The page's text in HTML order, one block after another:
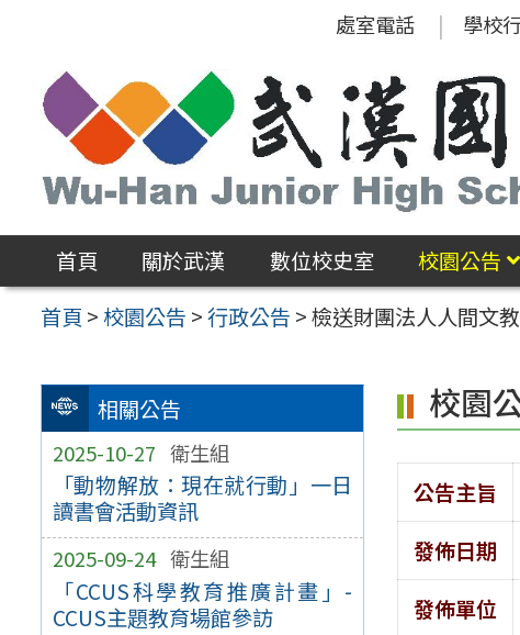
區
處室電話 學校
首頁 關於武漢 數位校史室 校園公告
首頁 >校園公告 >行政公告 >檢送財團法人人間文
相關公告
2025-10-27 衛生組
「動物解放：現在就行動」一日
讀書會活動資訊
2025-09-24 衛生組
「CCUS科學教育推廣計畫」-
CCUS主題教育場館參訪
校園
公告主旨
發佈日期
發佈單位